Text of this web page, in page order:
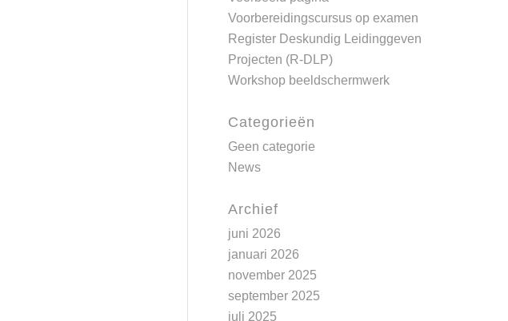
Voorbereidingscursus op examen
Register Deskundig Leidinggeven
Projecten (R-DLP)
Workshop beeldschermwerk
Categorieën
Geen categorie
News
Archief
juni 2026
januari 2026
november 2025
september 2025
juli 2025